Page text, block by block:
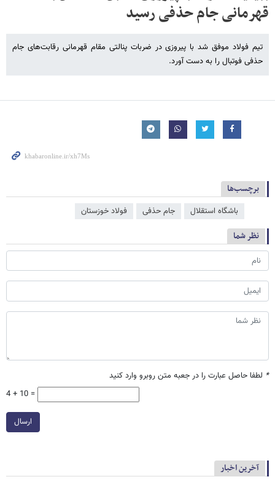
قهرمانی جام حذفی رسید
تیم فولاد موفق شد با پیروزی در ضربات پنالتی مقام قهرمانی رقابت‌های جام
حذفی فوتبال را به دست آورد.
برچسب‌ها
باشگاه استقلال جام حذفی فولاد خوزستان
نظر شما
* لطفا حاصل عبارت را در جعبه متن روبرو وارد کنید
4 + 10 =
ارسال
آخرین اخبار